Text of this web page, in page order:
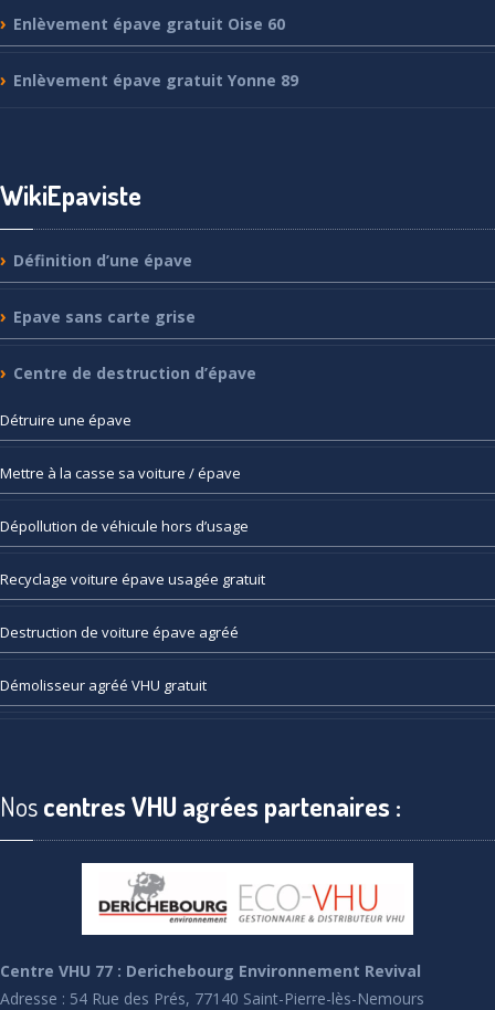
Enlèvement épave gratuit Oise 60
Enlèvement épave gratuit Yonne 89
WikiEpaviste
Définition d’une épave
Epave sans carte grise
Centre de destruction d’épave
Détruire une épave
Mettre à la casse sa voiture / épave
Dépollution de véhicule hors d’usage
Recyclage voiture épave usagée gratuit
Destruction de voiture épave agréé
Démolisseur agréé VHU gratuit
Noscentres VHU agrées partenaires :
Centre VHU 77 : Derichebourg Environnement Revival
Adresse : 54 Rue des Prés, 77140 Saint-Pierre-lès-Nemours